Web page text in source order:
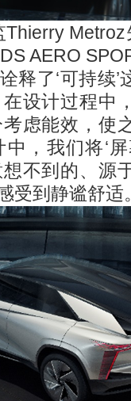
Metroz
AERO
释了‘可持续
设计过程中
虑能效，使
，我们将‘
不到的、源
受到静谧舒适